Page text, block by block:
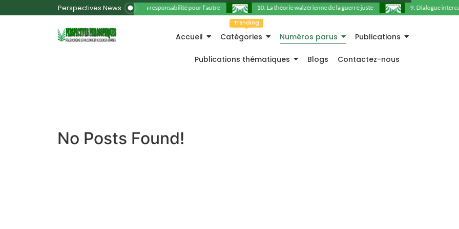
Perspectives News 11. La responsabilité pour l’autre 10. La théorie walzérienne de la guerre juste 9. Dialogue
Accueil Catégories
Trending
Numéros parus Publications
Publications thématiques Blogs Contactez-nous
No Posts Found!